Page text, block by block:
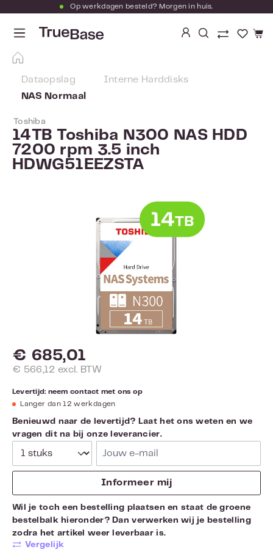
Ga naar de hoofdinhoud
Op werkdagen besteld? Morgen in huis.
Je
Dataopslag
Interne Harddisks
NAS Normaal
Toshiba
14TB Toshiba N300 NAS HDD
7200 rpm 3.5 inch
HDWG51EEZSTA
€ 685,01
€ 566,12 excl. BTW
Levertijd: neem contact met ons op
Langer dan 12 werkdagen
Benieuwd naar de levertijd? Laat het ons weten en we
vragen dit na bij onze leverancier.
Informeer mij
Wil je toch een bestelling plaatsen en staat de groene
bestelbalk hieronder? Dan verwerken wij je bestelling
zodra het artikel weer leverbaar is.
Vergelijk